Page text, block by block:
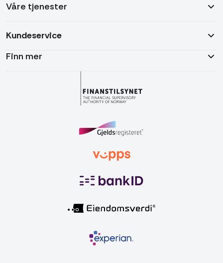
Kundeservice
Finn mer
Våre tjenester